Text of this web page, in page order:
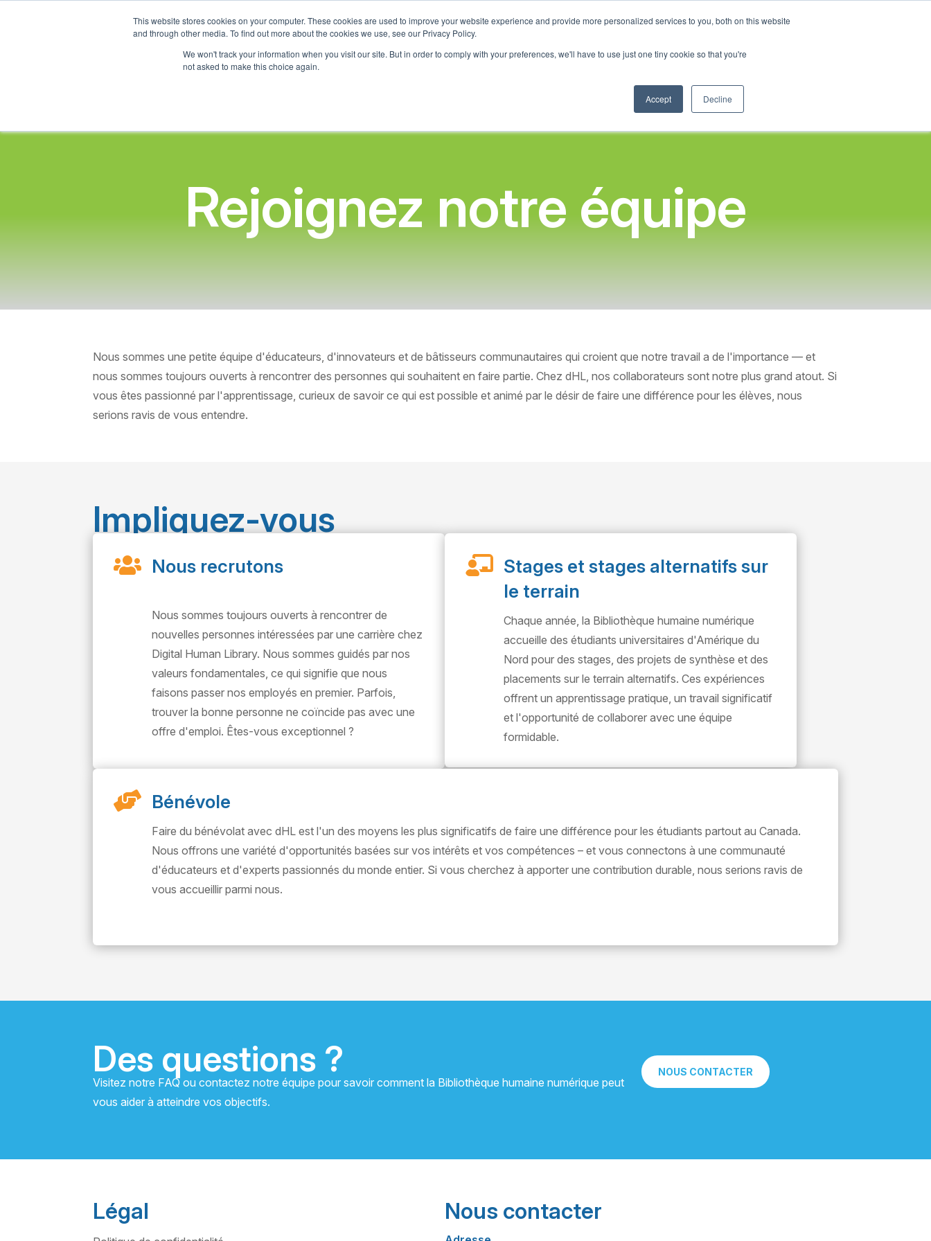
This website stores cookies on your computer. These cookies are used to improve your website experience and provide more personalized services to you, both on this website
and through other media. To find out more about the cookies we use, see our Privacy Policy.
We won't track your information when you visit our site. But in order to comply with your preferences, we'll have to use just one tiny cookie so that you're
not asked to make this choice again.
Accept Decline
Accueil Qui nous sommes Ce que nous offrons Programme Parraine une École Impact social Notre Blog
Rejoignez notre équipe
Nous sommes une petite équipe d'éducateurs, d'innovateurs et de bâtisseurs communautaires qui croient que notre travail a de l'importance — et
nous sommes toujours ouverts à rencontrer des personnes qui souhaitent en faire partie. Chez dHL, nos collaborateurs sont notre plus grand atout. Si
vous êtes passionné par l'apprentissage, curieux de savoir ce qui est possible et animé par le désir de faire une différence pour les élèves, nous
serions ravis de vous entendre.
Impliquez-vous
 Nous recrutons
Nous sommes toujours ouverts à rencontrer de
nouvelles personnes intéressées par une carrière chez
Digital Human Library. Nous sommes guidés par nos
valeurs fondamentales, ce qui signifie que nous
faisons passer nos employés en premier. Parfois,
trouver la bonne personne ne coïncide pas avec une
offre d'emploi. Êtes-vous exceptionnel ?
 Stages et stages alternatifs sur
le terrain
Chaque année, la Bibliothèque humaine numérique
accueille des étudiants universitaires d'Amérique du
Nord pour des stages, des projets de synthèse et des
placements sur le terrain alternatifs. Ces expériences
offrent un apprentissage pratique, un travail significatif
et l'opportunité de collaborer avec une équipe
formidable.
 Bénévole
Faire du bénévolat avec dHL est l'un des moyens les plus significatifs de faire une différence pour les étudiants partout au Canada.
Nous offrons une variété d'opportunités basées sur vos intérêts et vos compétences – et vous connectons à une communauté
d'éducateurs et d'experts passionnés du monde entier. Si vous cherchez à apporter une contribution durable, nous serions ravis de
vous accueillir parmi nous.
Des questions ?
Visitez notre FAQ ou contactez notre équipe pour savoir comment la Bibliothèque humaine numérique peut
vous aider à atteindre vos objectifs.
NOUS CONTACTER
Légal Nous contacter